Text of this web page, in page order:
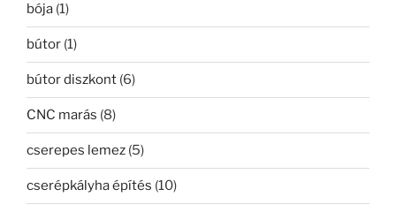
bója (1)
bútor (1)
bútor diszkont (6)
CNC marás (8)
cserepes lemez (5)
cserépkályha építés (10)